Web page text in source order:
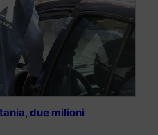
due milioni